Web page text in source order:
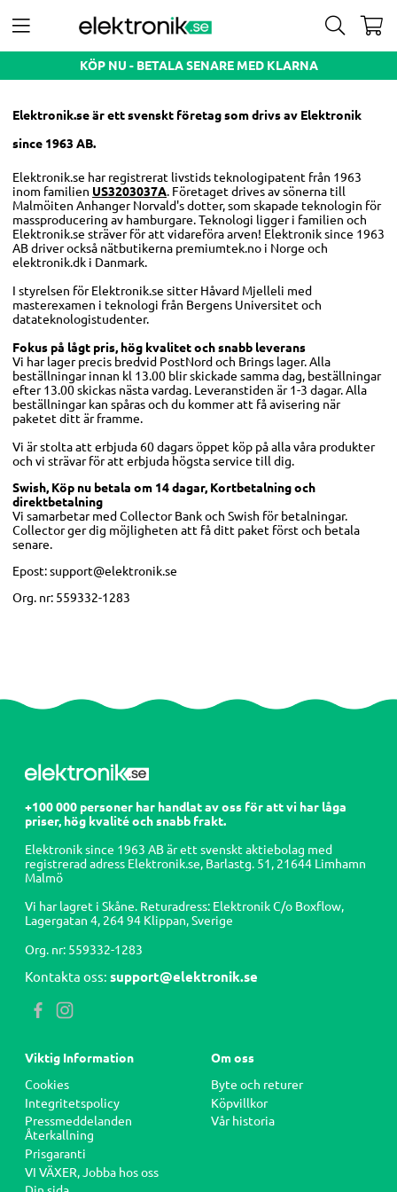
KÖP NU - BETALA SENARE MED KLARNA
Elektronik.se är ett svenskt företag som drivs av Elektronik
since 1963 AB.
Elektronik.se har registrerat livstids teknologipatent från 1963
inom familien US3203037A. Företaget drives av sönerna till
Malmöiten Anhanger Norvald's dotter, som skapade teknologin för
massproducering av hamburgare. Teknologi ligger i familien och
Elektronik.se sträver för att vidareföra arven! Elektronik since 1963
AB driver också nätbutikerna premiumtek.no i Norge och
elektronik.dk i Danmark.
I styrelsen för Elektronik.se sitter Håvard Mjelleli med
masterexamen i teknologi från Bergens Universitet och
datateknologistudenter.
Fokus på lågt pris, hög kvalitet och snabb leverans
Vi har lager precis bredvid PostNord och Brings lager. Alla
beställningar innan kl 13.00 blir skickade samma dag, beställningar
efter 13.00 skickas nästa vardag. Leveranstiden är 1-3 dagar. Alla
beställningar kan spåras och du kommer att få avisering när
paketet ditt är framme.
Vi är stolta att erbjuda 60 dagars öppet köp på alla våra produkter
och vi strävar för att erbjuda högsta service till dig.
Swish, Köp nu betala om 14 dagar, Kortbetalning och
direktbetalning
Vi samarbetar med Collector Bank och Swish för betalningar.
Collector ger dig möjligheten att få ditt paket först och betala
senare.
Epost:support@elektronik.se
Org. nr: 559332-1283
+100 000 personer har handlat av oss för att vi har låga
priser, hög kvalité och snabb frakt.
Elektronik since 1963 AB är ett svenskt aktiebolag med
registrerad adress Elektronik.se, Barlastg. 51, 21644 Limhamn
Malmö
Vi har lagret i Skåne. Returadress: Elektronik C/o Boxflow,
Lagergatan 4, 264 94 Klippan, Sverige
Org. nr: 559332-1283
Kontakta oss: support@elektronik.se
Viktig Information
Cookies
Integritetspolicy
Pressmeddelanden
Återkallning
Prisgaranti
VI VÄXER, Jobba hos oss
Om oss
Byte och returer
Köpvillkor
Vår historia